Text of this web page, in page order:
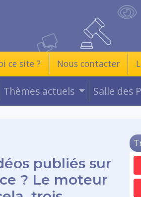
ce site ? Nous contacter
Thèmes actuels Salle des
publiés sur
? Le moteur